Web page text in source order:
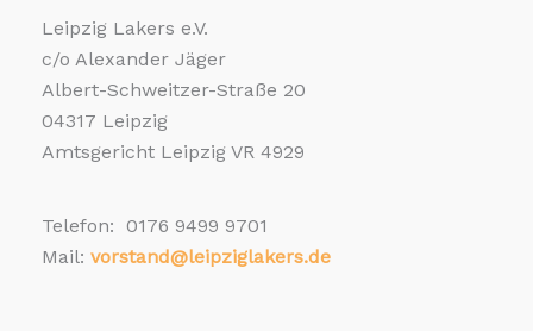
Leipzig Lakers e.V.
c/o Alexander Jäger
Albert-Schweitzer-Straße 20
04317 Leipzig
Amtsgericht Leipzig VR 4929
Telefon: 0176 9499 9701
Mail: vorstand@leipziglakers.de